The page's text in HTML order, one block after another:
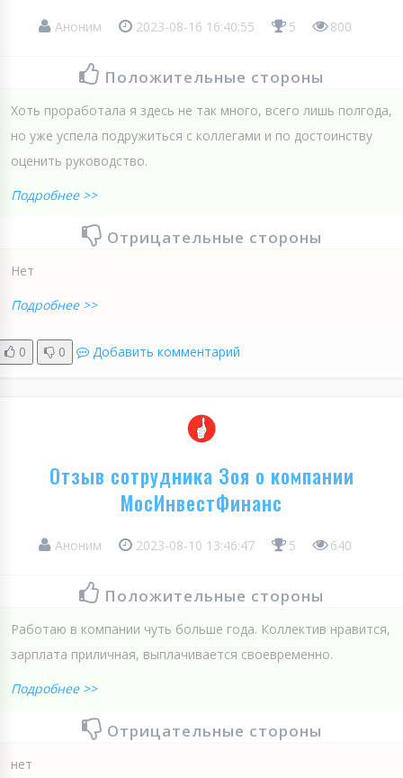
Аноним 2023-08-16 16:40:55 5 800
Положительные стороны
Хоть проработала я здесь не так много, всего лишь полгода,
но уже успела подружиться с коллегами и по достоинству
оценить руководство.
Подробнее >>
Отрицательные стороны
Нет
Подробнее >>
0 0 Добавить комментарий
Отзыв сотрудника Зоя о компании
МосИнвестФинанс
Аноним 2023-08-10 13:46:47 5 640
Положительные стороны
Работаю в компании чуть больше года. Коллектив нравится,
зарплата приличная, выплачивается своевременно.
Подробнее >>
Отрицательные стороны
нет